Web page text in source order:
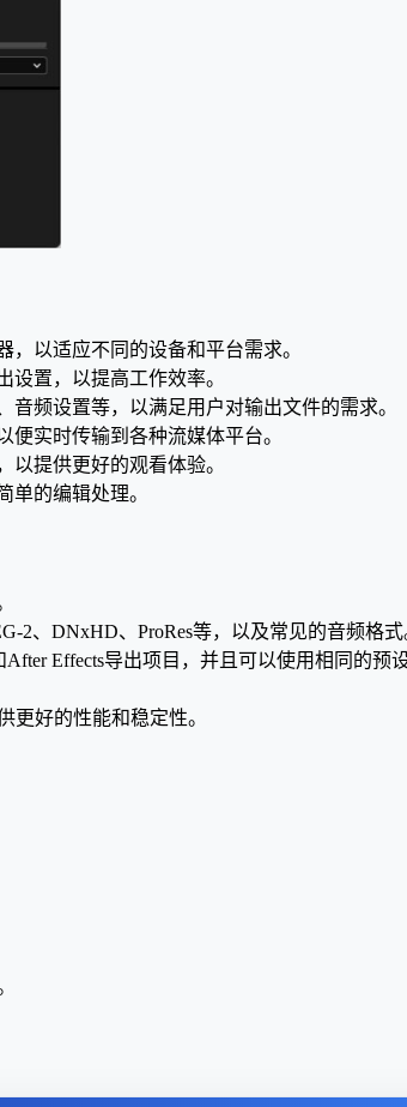
以适应不同的设备和平台需求。
置，以提高工作效率。
频设置等，以满足用户对输出文件的需求。
实时传输到各种流媒体平台。
提供更好的观看体验。
的编辑处理。
2、DNxHD、ProRes等，以及常见的音频格式
Effects导出项目，并且可以使用相同的预
更好的性能和稳定性。